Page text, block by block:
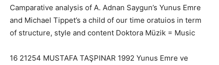
Camparative analysis of A. Adnan Saygun’s Yunus Emre
and Michael Tippet’s a child of our time oratuios in term
of structure, style and content Doktora Müzik = Music
16 21254 MUSTAFA TAŞPINAR 1992 Yunus Emre ve